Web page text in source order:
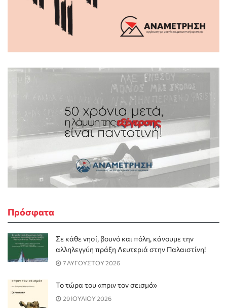
Πρόσφατα
Σε κάθε νησί, βουνό και πόλη, κάνουμε την
αλληλεγγύη πράξη Λευτεριά στην Παλαιστίνη!
7 ΑΥΓΟΥΣΤΟΥ 2026
Το τώρα του «πριν τον σεισμό»
29 ΙΟΥΛΙΟΥ 2026